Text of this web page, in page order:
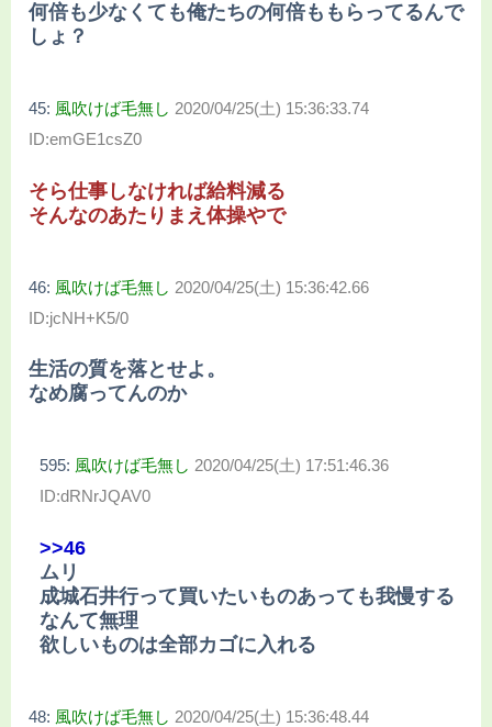
何倍も少なくても俺たちの何倍ももらってるんで
しょ？
45: 風吹けば毛無し 2020/04/25(土) 15:36:33.74
ID:emGE1csZ0
そら仕事しなければ給料減る
そんなのあたりまえ体操やで
46: 風吹けば毛無し 2020/04/25(土) 15:36:42.66
ID:jcNH+K5/0
生活の質を落とせよ。
なめ腐ってんのか
595: 風吹けば毛無し 2020/04/25(土) 17:51:46.36
ID:dRNrJQAV0
>>46
ムリ
成城石井行って買いたいものあっても我慢する
なんて無理
欲しいものは全部カゴに入れる
48: 風吹けば毛無し 2020/04/25(土) 15:36:48.44